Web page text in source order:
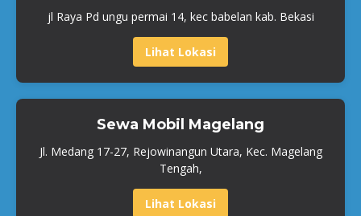
jl Raya Pd ungu permai 14, kec babelan kab. Bekasi
Lihat Lokasi
Sewa Mobil Magelang
Jl. Medang 17-27, Rejowinangun Utara, Kec. Magelang
Tengah,
Lihat Lokasi